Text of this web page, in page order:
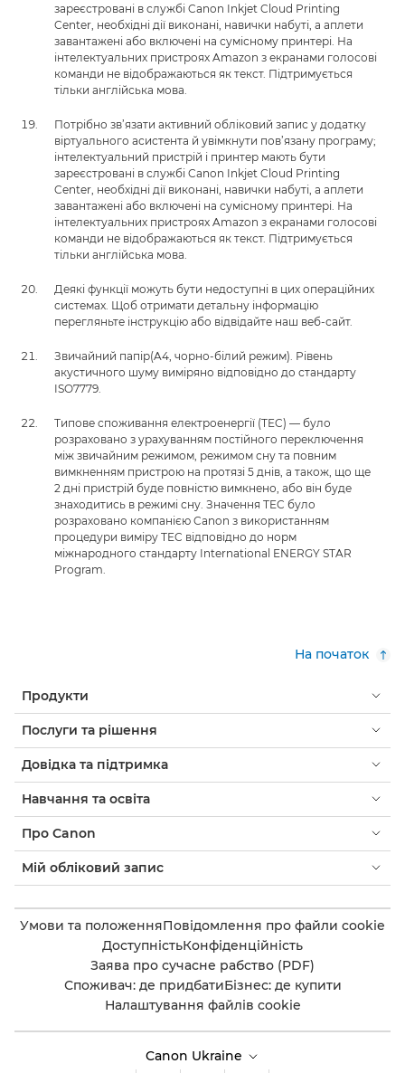
зареєстровані в службі Canon Inkjet Cloud Printing
Center, необхідні дії виконані, навички набуті, а аплети
завантажені або включені на сумісному принтері. На
інтелектуальних пристроях Amazon з екранами голосові
команди не відображаються як текст. Підтримується
тільки англійська мова.
Потрібно зв’язати активний обліковий запис у додатку
віртуального асистента й увімкнути пов’язану програму;
інтелектуальний пристрій і принтер мають бути
зареєстровані в службі Canon Inkjet Cloud Printing
Center, необхідні дії виконані, навички набуті, а аплети
завантажені або включені на сумісному принтері. На
інтелектуальних пристроях Amazon з екранами голосові
команди не відображаються як текст. Підтримується
тільки англійська мова.
Деякі функції можуть бути недоступні в цих операційних
системах. Щоб отримати детальну інформацію
перегляньте інструкцію або відвідайте наш веб-сайт.
Звичайний папір(A4, чорно-білий режим). Рівень
акустичного шуму виміряно відповідно до стандарту
ISO7779.
Типове споживання електроенергії (TEC) — було
розраховано з урахуванням постійного переключення
між звичайним режимом, режимом сну та повним
вимкненням пристрою на протязі 5 днів, а також, що ще
2 дні пристрій буде повністю вимкнено, або він буде
знаходитись в режимі сну. Значення TEC було
розраховано компанією Canon з використанням
процедури виміру TEC відповідно до норм
міжнародного стандарту International ENERGY STAR
Program.
На початок
Продукти
Послуги та рішення
Довідка та підтримка
Навчання та освіта
Про Canon
Мій обліковий запис
Умови та положенняПовідомлення про файли cookie
ДоступністьКонфіденційність
Заява про сучасне рабство (PDF)
Споживач: де придбатиБізнес: де купити
Налаштування файлів cookie
Canon Ukraine